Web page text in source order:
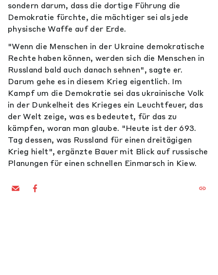
sondern darum, dass die dortige Führung die
Demokratie fürchte, die mächtiger sei als jede
physische Waffe auf der Erde.
"Wenn die Menschen in der Ukraine demokratische
Rechte haben können, werden sich die Menschen in
Russland bald auch danach sehnen", sagte er.
Darum gehe es in diesem Krieg eigentlich. Im
Kampf um die Demokratie sei das ukrainische Volk
in der Dunkelheit des Krieges ein Leuchtfeuer, das
der Welt zeige, was es bedeutet, für das zu
kämpfen, woran man glaube. "Heute ist der 693.
Tag dessen, was Russland für einen dreitägigen
Krieg hielt", ergänzte Bauer mit Blick auf russische
Planungen für einen schnellen Einmarsch in Kiew.